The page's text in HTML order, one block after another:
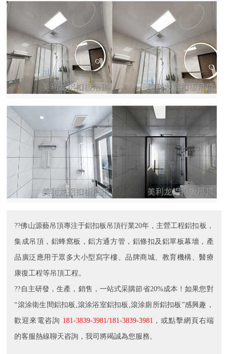
??佛山源藝吊頂專注于鋁扣板吊頂行業20年，主營工程鋁扣板，
集成吊頂，鋁蜂窩板，鋁方通方管，鋁條扣及鋁單板幕墻，產
品廣泛應用于眾多大小型寫字樓、品牌商城、教育機構、醫療
康復工程等吊頂工程。
??自主研發，生產，銷售，一站式采購節省20%成本！如果您對
“滾涂衛生間鋁扣板,滾涂浴室鋁扣板,滾涂廁所鋁扣板”感興趣，
歡迎來電咨詢 181-3839-3981/181-3839-3981 ，或點擊網頁右端
的客服熱線聊天咨詢，我司將竭誠為您服務。